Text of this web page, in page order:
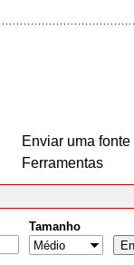
Enviar uma fonte
Ferramentas
Tamanho